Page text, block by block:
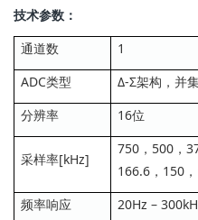
技术参数：
通道数
1
ADC类型
Δ-Σ架构，并
分辨率
16位
采样率[kHz]
750，500，
166.6，150
频率响应
20Hz –